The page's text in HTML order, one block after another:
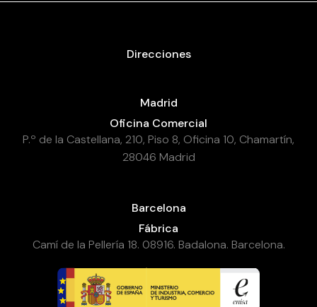
Direcciones
Madrid
Oficina Comercial
P.º de la Castellana, 210, Piso 8, Oficina 10, Chamartín,
28046 Madrid
Barcelona
Fábrica
Camí de la Pellería 18. 08916. Badalona. Barcelona.